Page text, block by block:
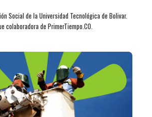
Social de la Universidad Tecnológica de Bolivar.
colaboradora de PrimerTiempo.CO.